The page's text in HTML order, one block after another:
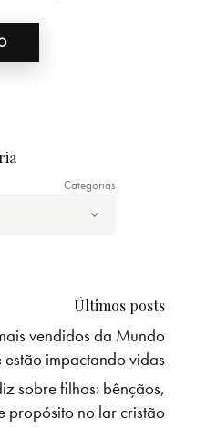
Categorias
Últimos posts
vendidos da Mundo
estão impactando vidas
sobre filhos: bênçãos,
propósito no lar cristão